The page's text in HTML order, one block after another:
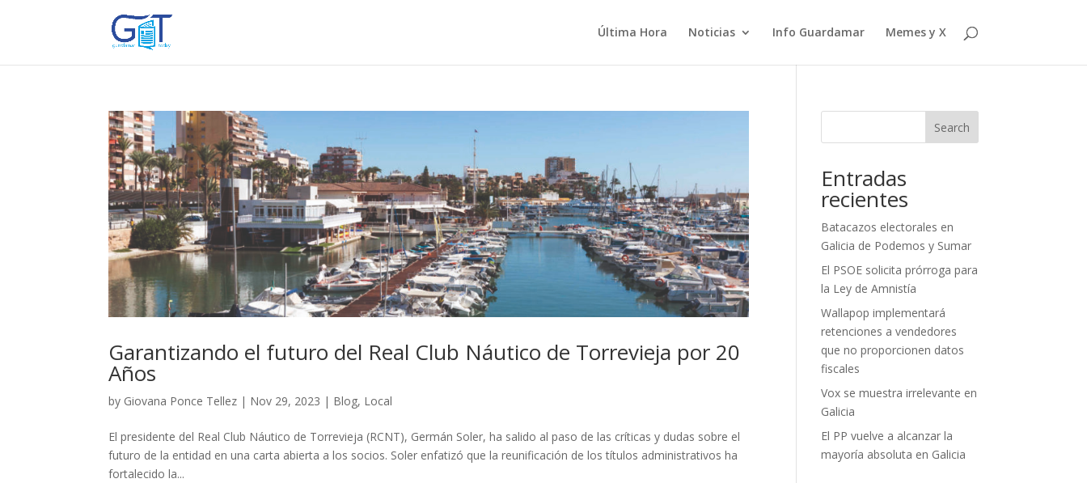
Última Hora Noticias Info Guardamar Memes y X
Garantizando el futuro del Real Club Náutico de Torrevieja por 20
Años
by Giovana Ponce Tellez | Nov 29, 2023 | Blog, Local
El presidente del Real Club Náutico de Torrevieja (RCNT), Germán Soler, ha salido al paso de las críticas y dudas sobre el
futuro de la entidad en una carta abierta a los socios. Soler enfatizó que la reunificación de los títulos administrativos ha
fortalecido la...
Search
Entradas
recientes
Batacazos electorales en
Galicia de Podemos y Sumar
El PSOE solicita prórroga para
la Ley de Amnistía
Wallapop implementará
retenciones a vendedores
que no proporcionen datos
fiscales
Vox se muestra irrelevante en
Galicia
El PP vuelve a alcanzar la
mayoría absoluta en Galicia